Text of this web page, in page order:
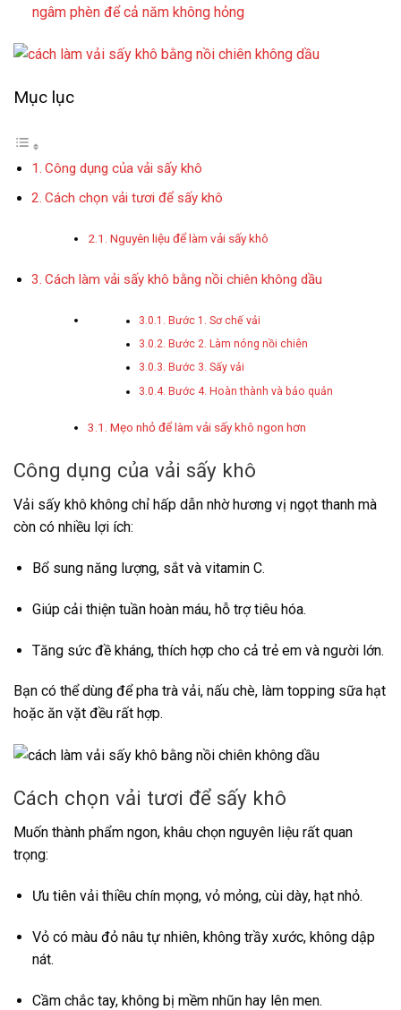
ngâm phèn để cả năm không hỏng
Mục lục
Công dụng của vải sấy khô
Cách chọn vải tươi để sấy khô
Nguyên liệu để làm vải sấy khô
Cách làm vải sấy khô bằng nồi chiên không dầu
Bước 1. Sơ chế vải
Bước 2. Làm nóng nồi chiên
Bước 3. Sấy vải
Bước 4. Hoàn thành và bảo quản
Mẹo nhỏ để làm vải sấy khô ngon hơn
Công dụng của vải sấy khô
Vải sấy khô không chỉ hấp dẫn nhờ hương vị ngọt thanh mà
còn có nhiều lợi ích:
Bổ sung năng lượng, sắt và vitamin C.
Giúp cải thiện tuần hoàn máu, hỗ trợ tiêu hóa.
Tăng sức đề kháng, thích hợp cho cả trẻ em và người lớn.
Bạn có thể dùng để pha trà vải, nấu chè, làm topping sữa hạt
hoặc ăn vặt đều rất hợp.
Cách chọn vải tươi để sấy khô
Muốn thành phẩm ngon, khâu chọn nguyên liệu rất quan
trọng:
Ưu tiên vải thiều chín mọng, vỏ mỏng, cùi dày, hạt nhỏ.
Vỏ có màu đỏ nâu tự nhiên, không trầy xước, không dập
nát.
Cầm chắc tay, không bị mềm nhũn hay lên men.